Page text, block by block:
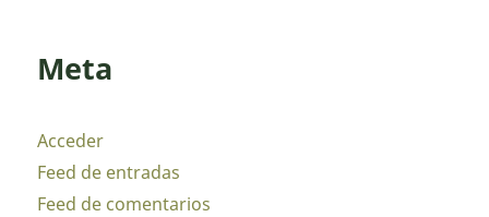
Meta
Acceder
Feed de entradas
Feed de comentarios